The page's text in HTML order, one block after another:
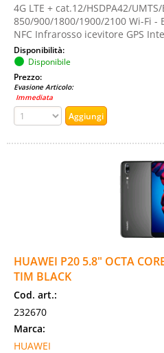
4G LTE + cat.12/HSDPA42/
850/900/1800/1900/2100 Wi-Fi -
NFC Infrarosso icevitore GPS
Disponibilità:
Disponibile
Prezzo:
Evasione Articolo:
Immediata
HUAWEI P20 5.8" OCTA
TIM BLACK
Cod. art.:
232670
Marca:
HUAWEI